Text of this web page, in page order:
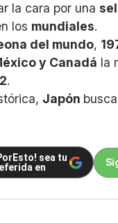
la cara por una
los mundiales.
del mundo,
y Canadá la
.
Japón
sea tu
en